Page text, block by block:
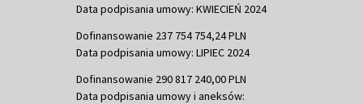
Data podpisania umowy: KWIECIEŃ 2024
Dofinansowanie 237 754 754,24 PLN
Data podpisania umowy: LIPIEC 2024
Dofinansowanie 290 817 240,00 PLN
Data podpisania umowy i aneksów: